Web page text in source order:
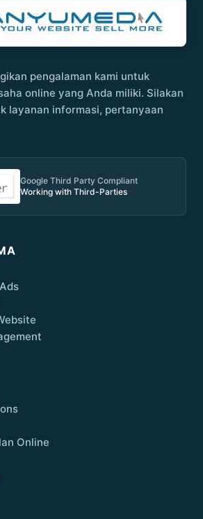
pengalaman kami untuk
online yang Anda miliki. Silakan
layanan informasi, pertanyaan
Google Third Party Compliant
Working with Third-Parties
Online